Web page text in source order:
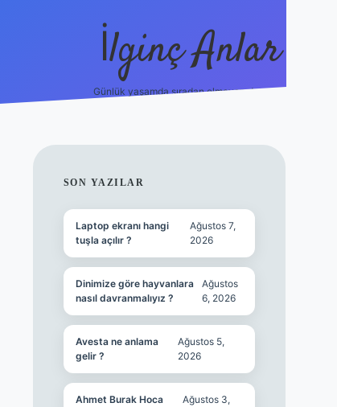
İlginç Anlar
Günlük yaşamda sıradan olmayan detaylar.
SIDEBAR
SON YAZILAR
Laptop ekranı hangi
tuşla açılır ?
Ağustos 7,
2026
Dinimize göre hayvanlara
nasıl davranmalıyız ?
Ağustos
6, 2026
Avesta ne anlama
gelir ?
Ağustos 5,
2026
Ahmet Burak Hoca
Ağustos 3,